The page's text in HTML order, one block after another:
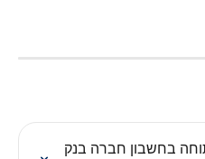
בחשבון חברה בנק